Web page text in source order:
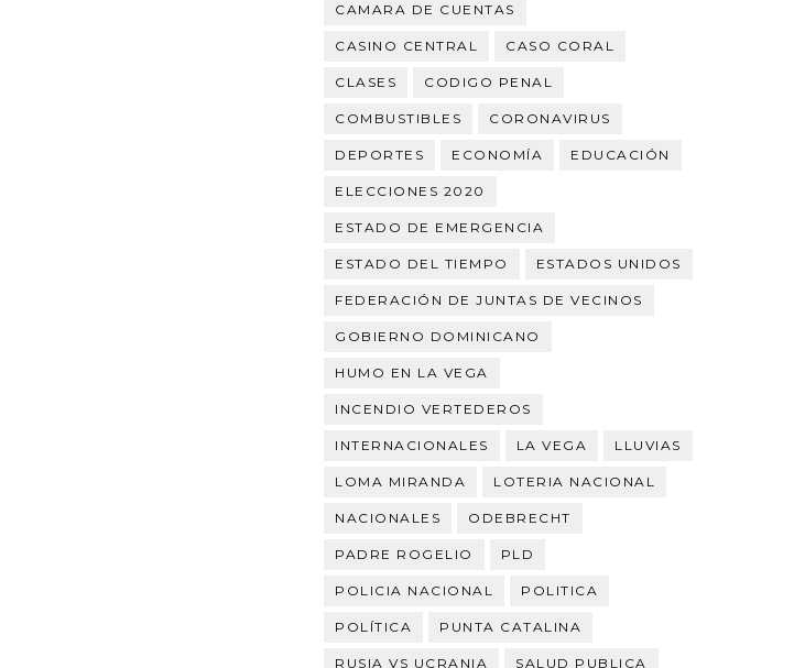
CAMARA DE CUENTAS
CASINO CENTRAL CASO CORAL
CLASES CODIGO PENAL
COMBUSTIBLES CORONAVIRUS
DEPORTES ECONOMÍA EDUCACIÓN
ELECCIONES 2020
ESTADO DE EMERGENCIA
ESTADO DEL TIEMPO ESTADOS UNIDOS
FEDERACIÓN DE JUNTAS DE VECINOS
GOBIERNO DOMINICANO
HUMO EN LA VEGA
INCENDIO VERTEDEROS
INTERNACIONALES LA VEGA LLUVIAS
LOMA MIRANDA LOTERIA NACIONAL
NACIONALES ODEBRECHT
PADRE ROGELIO PLD
POLICIA NACIONAL POLITICA
POLÍTICA PUNTA CATALINA
RUSIA VS UCRANIA SALUD PUBLICA